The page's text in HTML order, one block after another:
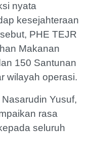
nyata
kesejahteraan
PHE TEJR
Makanan
150 Santunan
wilayah operasi.
Yusuf,
rasa
seluruh